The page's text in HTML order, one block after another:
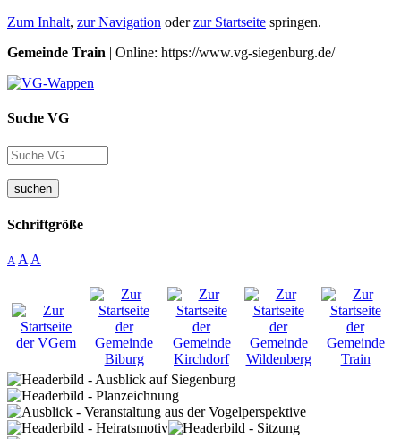
Zum Inhalt, zur Navigation oderzur Startseite springen.
Gemeinde Train | Online: https://www.vg-siegenburg.de/
Suche VG
suchen
Schriftgröße
A A A